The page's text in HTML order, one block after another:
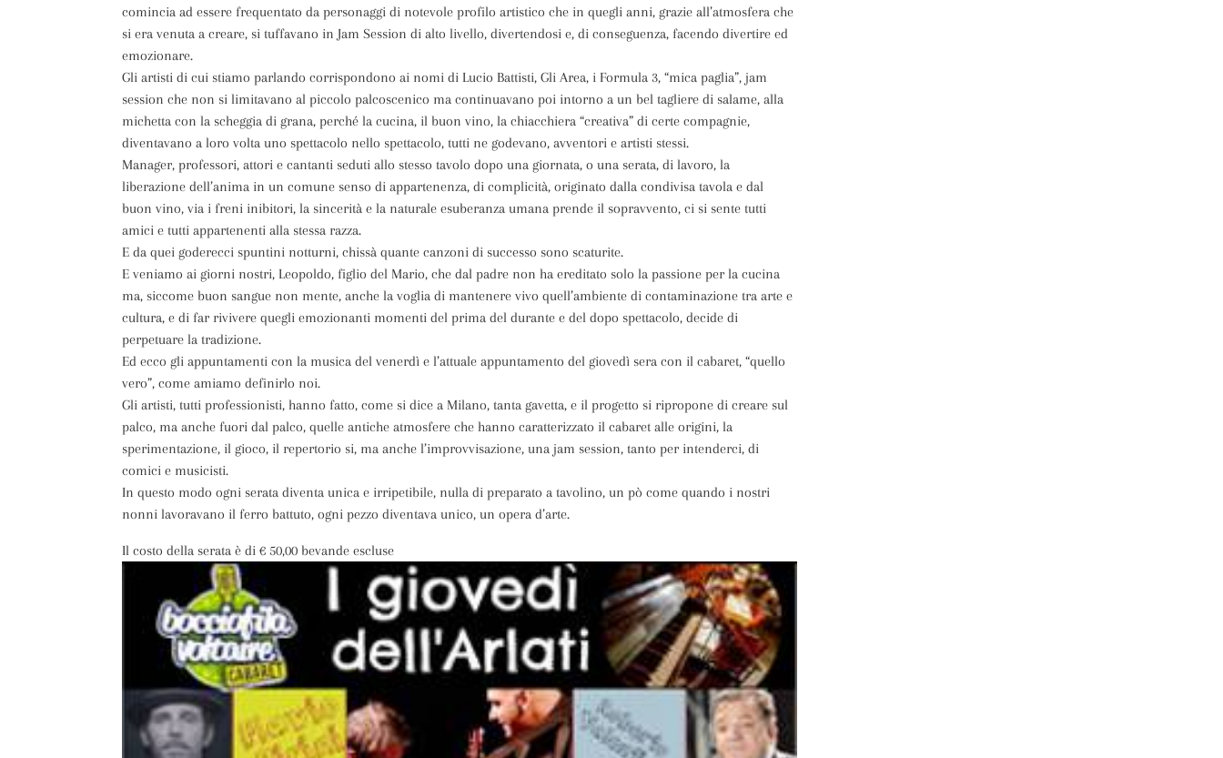
comincia ad essere frequentato da personaggi di notevole profilo artistico che in quegli anni, grazie all’atmosfera che
si era venuta a creare, si tuffavano in Jam Session di alto livello, divertendosi e, di conseguenza, facendo divertire ed
emozionare.
Gli artisti di cui stiamo parlando corrispondono ai nomi di Lucio Battisti, Gli Area, i Formula 3, “mica paglia”, jam
session che non si limitavano al piccolo palcoscenico ma continuavano poi intorno a un bel tagliere di salame, alla
michetta con la scheggia di grana, perché la cucina, il buon vino, la chiacchiera “creativa” di certe compagnie,
diventavano a loro volta uno spettacolo nello spettacolo, tutti ne godevano, avventori e artisti stessi.
Manager, professori, attori e cantanti seduti allo stesso tavolo dopo una giornata, o una serata, di lavoro, la
liberazione dell’anima in un comune senso di appartenenza, di complicità, originato dalla condivisa tavola e dal
buon vino, via i freni inibitori, la sincerità e la naturale esuberanza umana prende il sopravvento, ci si sente tutti
amici e tutti appartenenti alla stessa razza.
E da quei goderecci spuntini notturni, chissà quante canzoni di successo sono scaturite.
E veniamo ai giorni nostri, Leopoldo, figlio del Mario, che dal padre non ha ereditato solo la passione per la cucina
ma, siccome buon sangue non mente, anche la voglia di mantenere vivo quell’ambiente di contaminazione tra arte e
cultura, e di far rivivere quegli emozionanti momenti del prima del durante e del dopo spettacolo, decide di
perpetuare la tradizione.
Ed ecco gli appuntamenti con la musica del venerdì e l’attuale appuntamento del giovedì sera con il cabaret, “quello
vero”, come amiamo definirlo noi.
Gli artisti, tutti professionisti, hanno fatto, come si dice a Milano, tanta gavetta, e il progetto si ripropone di creare sul
palco, ma anche fuori dal palco, quelle antiche atmosfere che hanno caratterizzato il cabaret alle origini, la
sperimentazione, il gioco, il repertorio si, ma anche l’improvvisazione, una jam session, tanto per intenderci, di
comici e musicisti.
In questo modo ogni serata diventa unica e irripetibile, nulla di preparato a tavolino, un pò come quando i nostri
nonni lavoravano il ferro battuto, ogni pezzo diventava unico, un opera d’arte.
Il costo della serata è di € 50,00 bevande escluse